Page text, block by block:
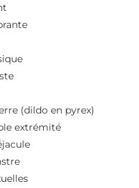
(dildo en pyrex)
extrémité